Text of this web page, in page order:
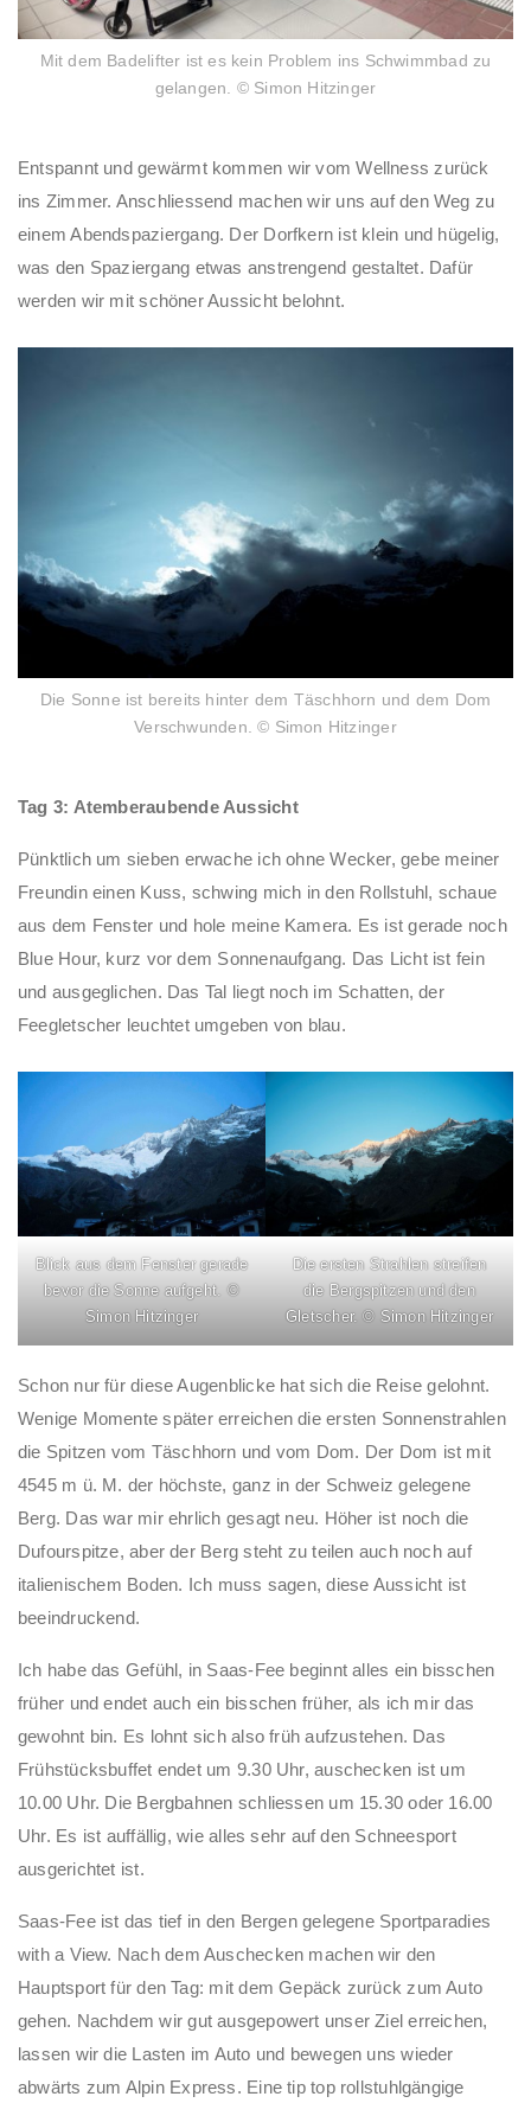
Mit dem Badelifter ist es kein Problem ins Schwimmbad zu
gelangen. © Simon Hitzinger
Entspannt und gewärmt kommen wir vom Wellness zurück
ins Zimmer. Anschliessend machen wir uns auf den Weg zu
einem Abendspaziergang. Der Dorfkern ist klein und hügelig,
was den Spaziergang etwas anstrengend gestaltet. Dafür
werden wir mit schöner Aussicht belohnt.
Die Sonne ist bereits hinter dem Täschhorn und dem Dom
Verschwunden. © Simon Hitzinger
Tag 3: Atemberaubende Aussicht
Pünktlich um sieben erwache ich ohne Wecker, gebe meiner
Freundin einen Kuss, schwing mich in den Rollstuhl, schaue
aus dem Fenster und hole meine Kamera. Es ist gerade noch
Blue Hour, kurz vor dem Sonnenaufgang. Das Licht ist fein
und ausgeglichen. Das Tal liegt noch im Schatten, der
Feegletscher leuchtet umgeben von blau.
Blick aus dem Fenster gerade
bevor die Sonne aufgeht. ©
Simon Hitzinger
Die ersten Strahlen streifen
die Bergspitzen und den
Gletscher. © Simon Hitzinger
Schon nur für diese Augenblicke hat sich die Reise gelohnt.
Wenige Momente später erreichen die ersten Sonnenstrahlen
die Spitzen vom Täschhorn und vom Dom. Der Dom ist mit
4545 m ü. M. der höchste, ganz in der Schweiz gelegene
Berg. Das war mir ehrlich gesagt neu. Höher ist noch die
Dufourspitze, aber der Berg steht zu teilen auch noch auf
italienischem Boden. Ich muss sagen, diese Aussicht ist
beeindruckend.
Ich habe das Gefühl, in Saas-Fee beginnt alles ein bisschen
früher und endet auch ein bisschen früher, als ich mir das
gewohnt bin. Es lohnt sich also früh aufzustehen. Das
Frühstücksbuffet endet um 9.30 Uhr, auschecken ist um
10.00 Uhr. Die Bergbahnen schliessen um 15.30 oder 16.00
Uhr. Es ist auffällig, wie alles sehr auf den Schneesport
ausgerichtet ist.
Saas-Fee ist das tief in den Bergen gelegene Sportparadies
with a View. Nach dem Auschecken machen wir den
Hauptsport für den Tag: mit dem Gepäck zurück zum Auto
gehen. Nachdem wir gut ausgepowert unser Ziel erreichen,
lassen wir die Lasten im Auto und bewegen uns wieder
abwärts zum Alpin Express. Eine tip top rollstuhlgängige